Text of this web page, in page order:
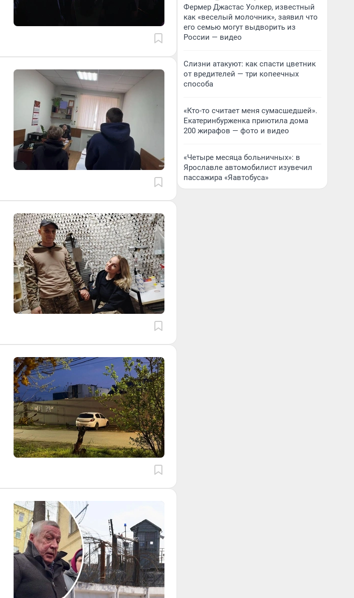
Фермер Джастас Уолкер, известный
как «веселый молочник», заявил что
его семью могут выдворить из
России — видео
Слизни атакуют: как спасти цветник
от вредителей — три копеечных
способа
«Кто-то считает меня сумасшедшей».
Екатеринбурженка приютила дома
200 жирафов — фото и видео
«Четыре месяца больничных»: в
Ярославле автомобилист изувечил
пассажира «Яавтобуса»